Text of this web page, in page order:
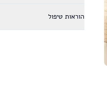
הוראות טיפול